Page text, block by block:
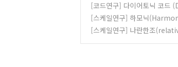
[코드연구] 다이어토닉 코
[스케일연구] 하모닉
[스케일연구] 나란한조